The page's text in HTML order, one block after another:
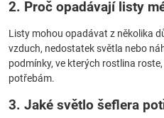
2. Proč opadávají listy
Listy mohou opadávat z několika
vzduch, nedostatek světla nebo
podmínky, ve kterých rostlina
potřebám.
3. Jaké světlo šeflera